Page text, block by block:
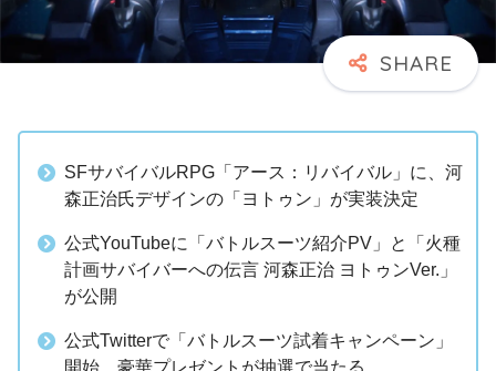
SFサバイバルRPG「アース：リバイバル」に、河
森正治氏デザインの「ヨトゥン」が実装決定
公式YouTubeに「バトルスーツ紹介PV」と「火種
計画サバイバーへの伝言 河森正治 ヨトゥンVer.」
が公開
公式Twitterで「バトルスーツ試着キャンペーン」
開始、豪華プレゼントが抽選で当たる